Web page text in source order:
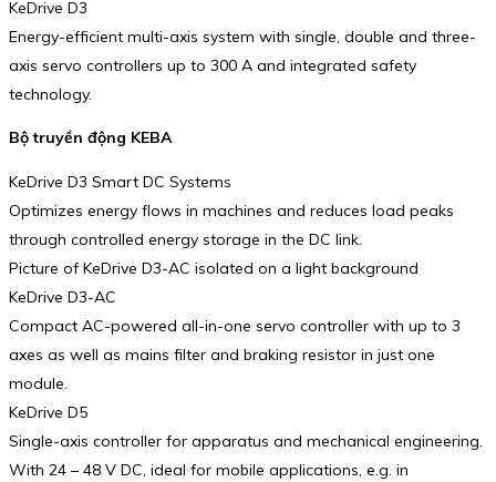
KeDrive D3
Energy-efficient multi-axis system with single, double and three-
axis servo controllers up to 300 A and integrated safety
technology.
Bộ truyền động KEBA
KeDrive D3 Smart DC Systems
Optimizes energy flows in machines and reduces load peaks
through controlled energy storage in the DC link.
Picture of KeDrive D3-AC isolated on a light background
KeDrive D3-AC
Compact AC-powered all-in-one servo controller with up to 3
axes as well as mains filter and braking resistor in just one
module.
KeDrive D5
Single-axis controller for apparatus and mechanical engi­neering.
With 24 – 48 V DC, ideal for mobile applications, e.g. in